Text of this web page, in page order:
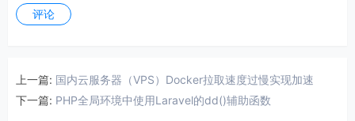
评论
上一篇: 国内云服务器（VPS）Docker拉取速度过慢实现加速
下一篇: PHP全局环境中使用Laravel的dd()辅助函数